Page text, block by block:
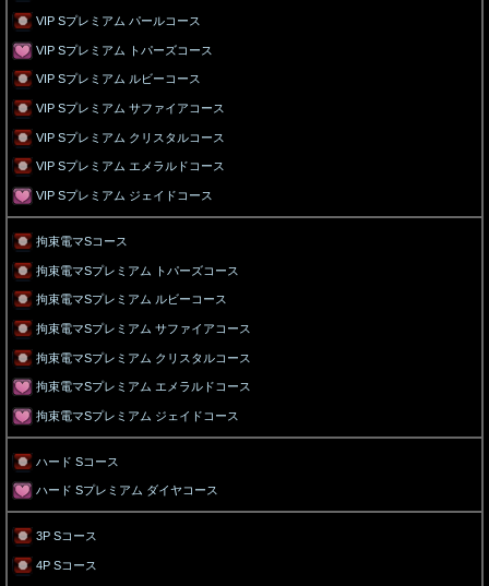
VIP Sプレミアム パールコース
VIP Sプレミアム トパーズコース
VIP Sプレミアム ルビーコース
VIP Sプレミアム サファイアコース
VIP Sプレミアム クリスタルコース
VIP Sプレミアム エメラルドコース
VIP Sプレミアム ジェイドコース
拘束電マSコース
拘束電マSプレミアム トパーズコース
拘束電マSプレミアム ルビーコース
拘束電マSプレミアム サファイアコース
拘束電マSプレミアム クリスタルコース
拘束電マSプレミアム エメラルドコース
拘束電マSプレミアム ジェイドコース
ハード Sコース
ハード Sプレミアム ダイヤコース
3P Sコース
4P Sコース